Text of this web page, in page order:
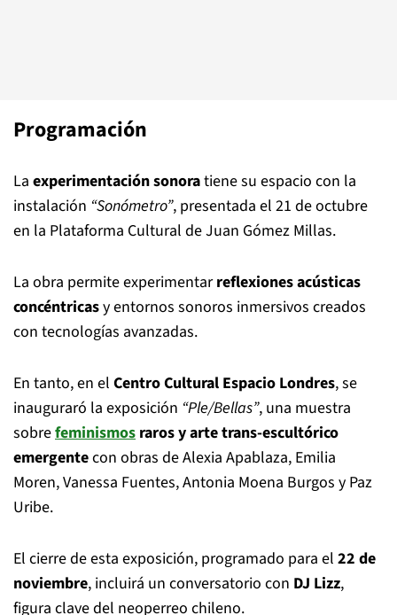
Programación
La experimentación sonoratiene su espacio con la
instalación “Sonómetro”, presentada el 21 de octubre
en la Plataforma Cultural de Juan Gómez Millas.
La obra permite experimentarreflexiones acústicas
concéntricasy entornos sonoros inmersivos creados
con tecnologías avanzadas.
En tanto, en el Centro Cultural Espacio Londres, se
inauguraró la exposición “Ple/Bellas”, una muestra
sobrefeminismos raros y arte trans-escultórico
emergentecon obras de Alexia Apablaza, Emilia
Moren, Vanessa Fuentes, Antonia Moena Burgos y Paz
Uribe.
El cierre de esta exposición, programado para el 22 de
noviembre, incluirá un conversatorio con DJ Lizz,
figura clave del neoperreo chileno.